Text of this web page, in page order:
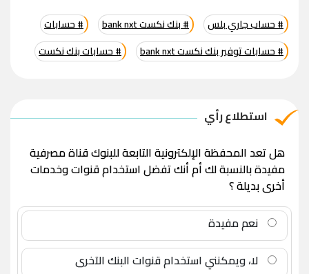
# حساب جاري بلس # بنك نكست bank nxt
# حسابات
# حسابات توفير بنك نكست bank nxt
# حسابات بنك نكست
استطلاع رأي
هل تعد المحفظة الإلكترونية التابعة للبنوك قناة مصرفية
مفيدة بالنسبة لك أم أنك تفضل استخدام قنوات وخدمات
أخرى بديلة ؟
نعم مفيدة
لا، ويمكنني استخدام قنوات البنك الآخرى